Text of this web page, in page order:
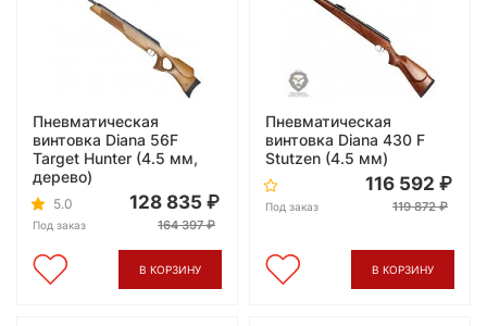
Пневматическая
винтовка Diana 56F
Target Hunter (4.5 мм,
дерево)
5.0
Под заказ
128 835
164 397
В КОРЗИНУ
Пневматическая
винтовка Diana 430 F
Stutzen (4.5 мм)
Под заказ
116 592
119 872
В КОРЗИНУ